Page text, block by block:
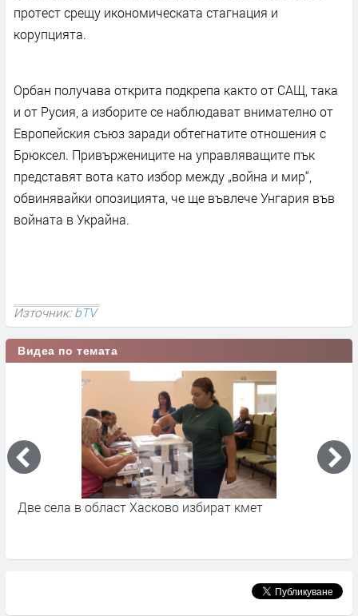
протест срещу икономическата стагнация и
корупцията.
Орбан получава открита подкрепа както от САЩ, така
и от Русия, а изборите се наблюдават внимателно от
Европейския съюз заради обтегнатите отношения с
Брюксел. Привържениците на управляващите пък
представят вота като избор между „война и мир“,
обвинявайки опозицията, че ще въвлече Унгария във
войната в Украйна.
Източник:bTV
Видеа по темата
Политически реакции след номинацията на Антон